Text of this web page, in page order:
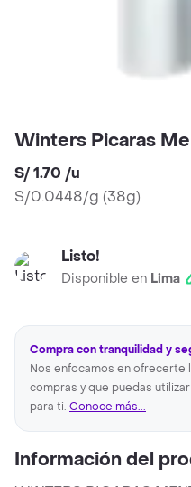
Winters Picaras
S/ 1.70 /u
S/0.0448/g (38g)
Listo!
Disponible en Lima
Compra con tranquilidad y
Nos enfocamos en
compras y que puedas
para ti. Conoce más...
Información del